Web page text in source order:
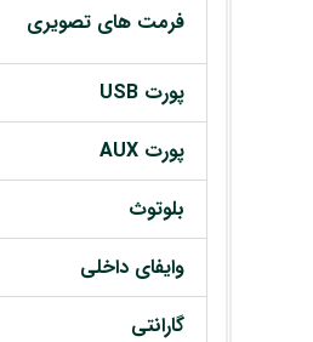
فرمت های تصویری
پورت USB
پورت AUX
بلوتوث
وایفای داخلی
گارانتی